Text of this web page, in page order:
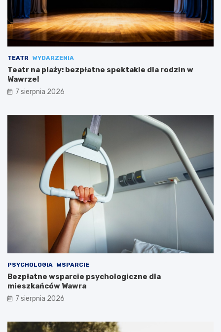
TEATR WYDARZENIA
Teatr na plaży: bezpłatne spektakle dla rodzin w
Wawrze!
7 sierpnia 2026
PSYCHOLOGIA WSPARCIE
Bezpłatne wsparcie psychologiczne dla
mieszkańców Wawra
7 sierpnia 2026